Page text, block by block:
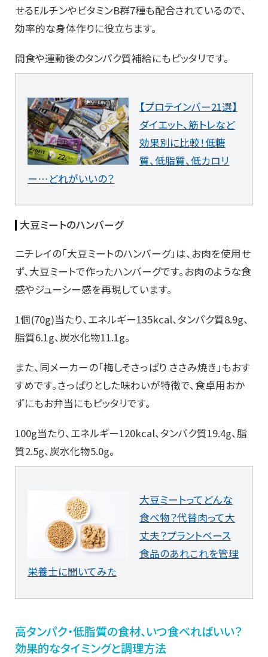
せるEルチンやビタミンB群7種も配合されているので、
効率的な身体作りに役立ちます。
間食や運動後のタンパク質補給にもピッタリです。
【プロテインバー21選】
ダイエット、筋トレなど
効果別に比較！低糖
質、低脂質、低カロリ
ー…どれがいいの？
大豆ミートのハンバーグ
ニチレイの「大豆ミートのハンバーグ」は、お肉を使用せ
ず、大豆ミートで作ったハンバーグです。お肉のような食
感やジューシー感を再現しています。
1個(70g)当たり、エネルギー135kcal、タンパク質8.9g、
脂質6.1g、炭水化物11.1g。
また、同メーカーの「梅しそさっぱり ささみ焼き」もおす
すめです。さっぱりとした味わいが特徴で、食卓用おか
ずにもお弁当にもピッタリです。
100g当たり、エネルギー120kcal、タンパク質19.4g、脂
質2.5g、炭水化物5.0g。
大豆ミートってどんな
食べ物？代替肉って大
丈夫？プラントベース
食品のあれこれを管理
栄養士に聞いてみた
高タンパク・低脂質の食材、いつ食べればいい？
効果的なタイミングと調理方法